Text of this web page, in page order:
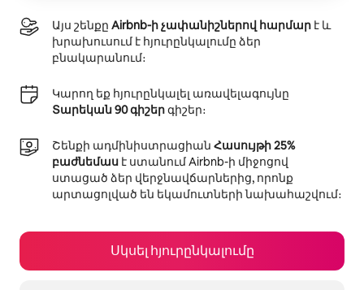
Այս շենքը Airbnb-ի չափանիշներով հարմար է և
խրախուսում է հյուրընկալումը ձեր
բնակարանում։
Կարող եք հյուրընկալել առավելագույնը
Տարեկան 90 գիշերգիշեր։
Շենքի ադմինիստրացիան Հասույթի 25%
բաժնեմաս է ստանում Airbnb-ի միջոցով
ստացած ձեր վերջնավճարներից, որոնք
արտացոլված են եկամուտների նախահաշվում։
Սկսել հյուրընկալումը